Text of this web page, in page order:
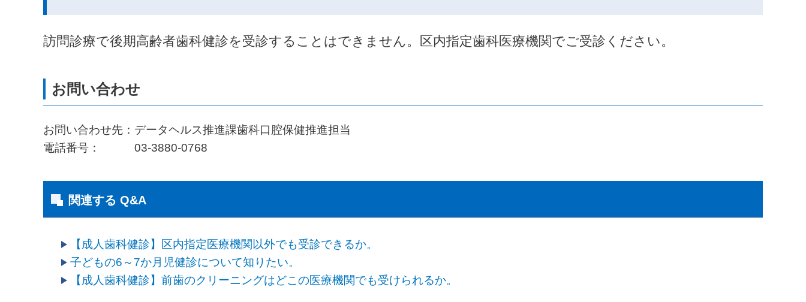
訪問診療で後期高齢者歯科健診を受診することはできません。区内指定歯科医療機関でご受診ください。
お問い合わせ先：データヘルス推進課歯科口腔保健推進担当
電話番号： 03-3880-0768
関連する Q&A
【成人歯科健診】区内指定医療機関以外でも受診できるか。
子どもの6～7か月児健診について知りたい。
【成人歯科健診】前歯のクリーニングはどこの医療機関でも受けられるか。